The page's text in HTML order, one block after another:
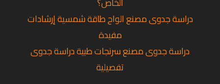
دراسة جدوى مصنع الواح طاقة شمسية إرشادات
مفيدة
دراسة جدوى مصنع سرنجات طبية دراسة جدوى
تفصيلية